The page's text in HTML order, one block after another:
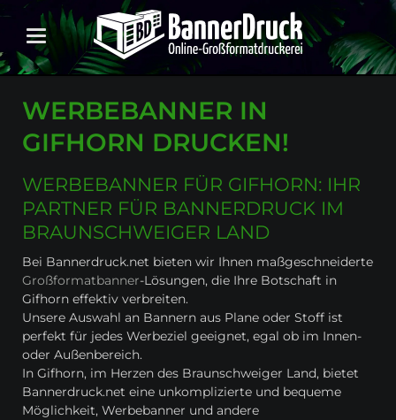
WERBEBANNER IN
GIFHORN DRUCKEN!
WERBEBANNER FÜR GIFHORN: IHR
PARTNER FÜR BANNERDRUCK IM
BRAUNSCHWEIGER LAND
Bei Bannerdruck.net bieten wir Ihnen maßgeschneiderte
Großformatbanner-Lösungen, die Ihre Botschaft in
Gifhorn effektiv verbreiten.
Unsere Auswahl an Bannern aus Plane oder Stoff ist
perfekt für jedes Werbeziel geeignet, egal ob im Innen-
oder Außenbereich.
In Gifhorn, im Herzen des Braunschweiger Land, bietet
Bannerdruck.net eine unkomplizierte und bequeme
Möglichkeit, Werbebanner und andere